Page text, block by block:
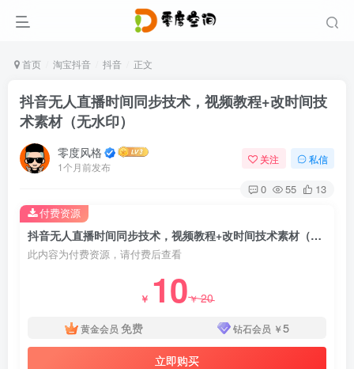
首页 淘宝抖音 抖音 正文
抖音无人直播时间同步技术，视频教程+改时间技
术素材（无水印）
零度风格
1个月前发布
关注 私信
0 55 13
抖音无人直播时间同步技术，视频教程+改时间技术素材（无水印）
此内容为付费资源，请付费后查看
￥ 10￥20
黄金会员 免费 钻石会员 ￥5
立即购买
付费资源